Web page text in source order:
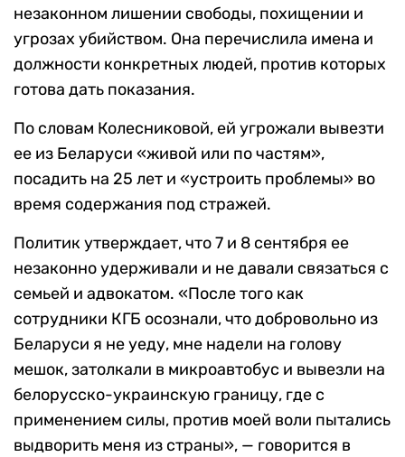
незаконном лишении свободы, похищении и
угрозах убийством. Она перечислила имена и
должности конкретных людей, против которых
готова дать показания.
По словам Колесниковой, ей угрожали вывезти
ее из Беларуси «живой или по частям»,
посадить на 25 лет и «устроить проблемы» во
время содержания под стражей.
Политик утверждает, что 7 и 8 сентября ее
незаконно удерживали и не давали связаться с
семьей и адвокатом. «После того как
сотрудники КГБ осознали, что добровольно из
Беларуси я не уеду, мне надели на голову
мешок, затолкали в микроавтобус и вывезли на
белорусско-украинскую границу, где с
применением силы, против моей воли пытались
выдворить меня из страны», — говорится в